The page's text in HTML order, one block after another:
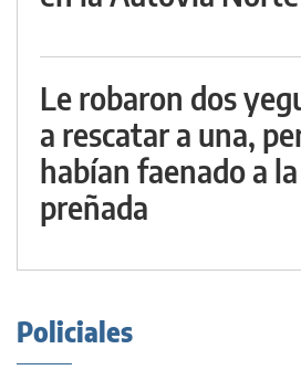
Le robaron dos
a rescatar a una,
habían faenado a
preñada
Policiales